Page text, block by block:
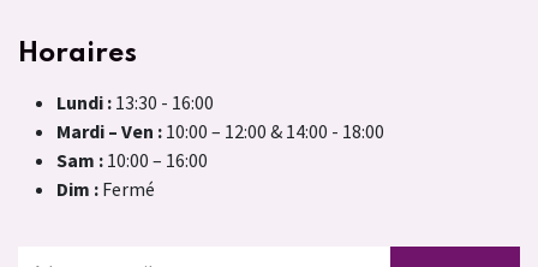
Horaires
Lundi : 13:30 - 16:00
Mardi – Ven : 10:00 – 12:00 & 14:00 - 18:00
Sam : 10:00 – 16:00
Dim : Fermé